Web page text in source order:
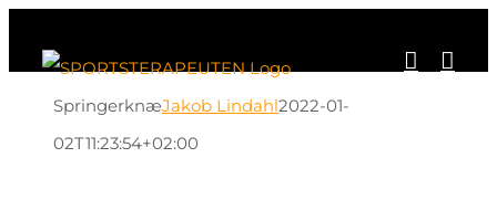
contentSpringerknæJakob Lindahl2022-01-
02T11:23:54+02:00